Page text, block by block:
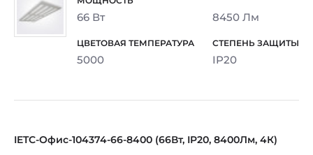
66 Вт 8450 Лм
5000 IP20
IETC-Офис-104374-66-8400 (66Вт, IP20, 8400Лм, 4К)